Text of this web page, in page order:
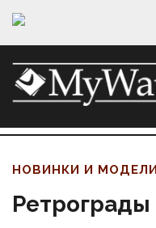
НОВИНКИ И МОДЕЛИ
Ретрограды